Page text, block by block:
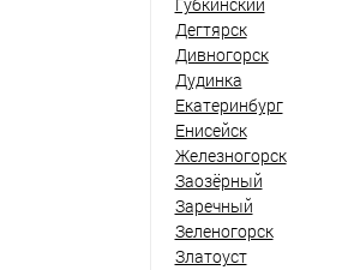
Губкинский
Дегтярск
Дивногорск
Дудинка
Екатеринбург
Енисейск
Железногорск
Заозёрный
Заречный
Зеленогорск
Златоуст